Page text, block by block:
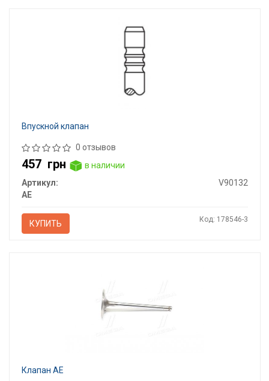
Впускной клапан
0 отзывов
457 грн
в наличии
Артикул:
V90132
AE
КУПИТЬ Код: 178546-3
Клапан AE